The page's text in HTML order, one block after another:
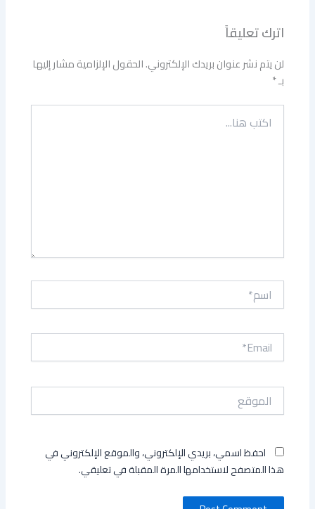
اترك تعليقاً
لن يتم نشر عنوان بريدك الإلكتروني.الحقول الإلزامية مشار إليها
بـ*
اكتب
هنا...
اسم*
Email*
الموقع
احفظ اسمي، بريدي الإلكتروني، والموقع الإلكتروني في
هذا المتصفح لاستخدامها المرة المقبلة في تعليقي.